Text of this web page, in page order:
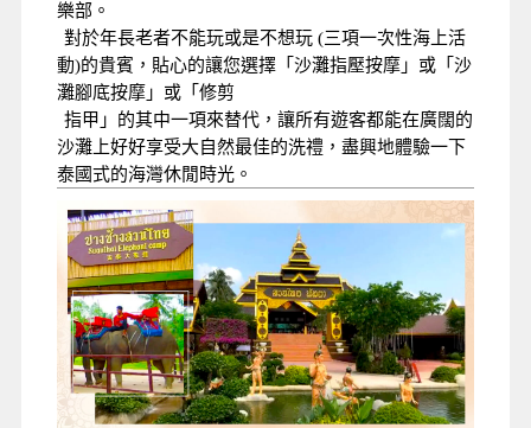
樂部。
對於年長老者不能玩或是不想玩 (三項一次性海上活
動)的貴賓，貼心的讓您選擇「沙灘指壓按摩」或「沙
灘腳底按摩」或「修剪
指甲」的其中一項來替代，讓所有遊客都能在廣闊的
沙灘上好好享受大自然最佳的洗禮，盡興地體驗一下
泰國式的海灣休閒時光。